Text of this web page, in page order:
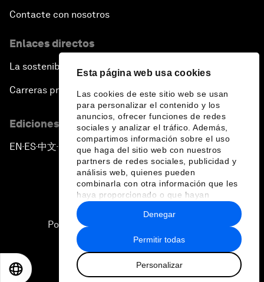
Esta página web usa cookies
Las cookies de este sitio web se usan
para personalizar el contenido y los
anuncios, ofrecer funciones de redes
sociales y analizar el tráfico. Además,
compartimos información sobre el uso
que haga del sitio web con nuestros
partners de redes sociales, publicidad y
análisis web, quienes pueden
combinarla con otra información que les
haya proporcionado o que hayan
recopilado a partir del uso que haya
hecho de sus servicios.
Permitir todas
Personalizar
Denegar
Contacte con nosotros
Enlaces directos
La sostenibilidad en el Foro
Carreras profesionales
Ediciones en otros idiomas
EN ▪ES▪中文▪ 日本語
Política de privacidad y normas de uso
Sitemap
2026 Foro Económico Mundial